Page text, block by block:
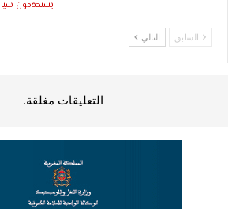
يستخدمون
السابق التالي
التعليقات مغلقة.